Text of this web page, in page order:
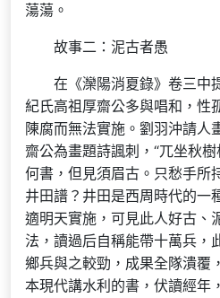
蕩蕩。
故事二：泥古者愚
在《灤陽消夏錄》卷三中
紀氏高祖厚齋公多與唱和，性
陳腐而無法實施。劉羽沖請人
齋公為畫題詩諷刺，“兀坐秋
何書，但見須眉古。只愁手所
井田譜？井田是西周時代的一
適明天實施，可見此人好古、
法，讀過后自稱能帶十萬兵，
鄉兵與之較勁，成果全隊潰覆
本現代講水利的書，伏讀經年